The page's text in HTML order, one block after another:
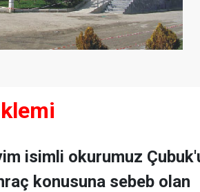
isimli okurumuz
konusuna sebeb olan